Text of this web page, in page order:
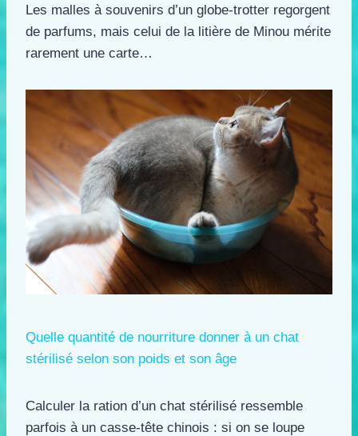
Les malles à souvenirs d’un globe-trotter regorgent
de parfums, mais celui de la litière de Minou mérite
rarement une carte…
Quelle quantité de nourriture donner à un chat
stérilisé selon son poids et son âge
Calculer la ration d’un chat stérilisé ressemble
parfois à un casse-tête chinois : si on se loupe